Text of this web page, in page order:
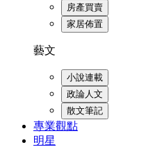
房產買賣
家居佈置
藝文
小說連載
政論人文
散文筆記
專業觀點
明星